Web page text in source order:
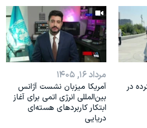
در
مرداد ۱۶, ۱۴۰۵
آمریکا میزبان نشست آژانس
بین‌المللی انرژی اتمی برای آغاز
ابتکار کاربردهای هسته‌ای
دریایی